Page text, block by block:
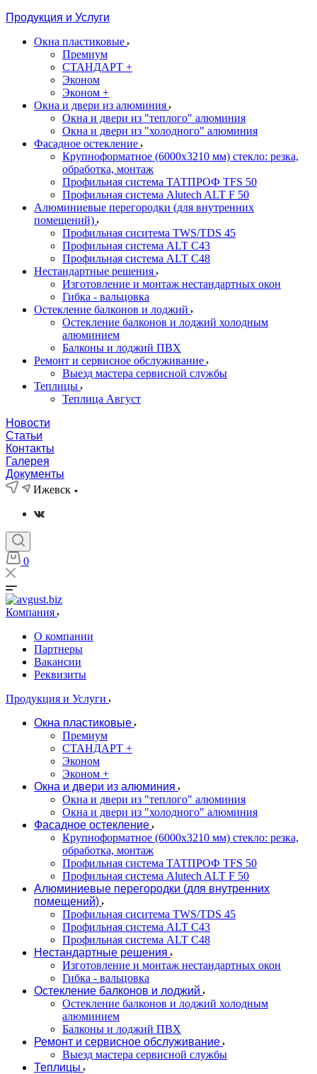
Продукция и Услуги
Окна пластиковые
Премиум
СТАНДАРТ +
Эконом
Эконом +
Окна и двери из алюминия
Окна и двери из "теплого" алюминия
Окна и двери из "холодного" алюминия
Фасадное остекление
Крупноформатное (6000x3210 мм) стекло: резка,
обработка, монтаж
Профильная система ТАТПРОФ TFS 50
Профильная система Alutech ALT F 50
Алюминиевые перегородки (для внутренних
помещений)
Профильная сиситема TWS/TDS 45
Профильная система ALT C43
Профильная система ALT C48
Нестандартные решения
Изготовление и монтаж нестандартных окон
Гибка - вальцовка
Остекление балконов и лоджий
Остекление балконов и лоджий холодным
алюминием
Балконы и лоджий ПВХ
Ремонт и сервисное обслуживание
Выезд мастера сервисной службы
Теплицы
Теплица Август
Новости
Статьи
Контакты
Галерея
Документы
Ижевск
0
Компания
О компании
Партнеры
Вакансии
Реквизиты
Продукция и Услуги
Окна пластиковые
Премиум
СТАНДАРТ +
Эконом
Эконом +
Окна и двери из алюминия
Окна и двери из "теплого" алюминия
Окна и двери из "холодного" алюминия
Фасадное остекление
Крупноформатное (6000x3210 мм) стекло: резка,
обработка, монтаж
Профильная система ТАТПРОФ TFS 50
Профильная система Alutech ALT F 50
Алюминиевые перегородки (для внутренних
помещений)
Профильная сиситема TWS/TDS 45
Профильная система ALT C43
Профильная система ALT C48
Нестандартные решения
Изготовление и монтаж нестандартных окон
Гибка - вальцовка
Остекление балконов и лоджий
Остекление балконов и лоджий холодным
алюминием
Балконы и лоджий ПВХ
Ремонт и сервисное обслуживание
Выезд мастера сервисной службы
Теплицы